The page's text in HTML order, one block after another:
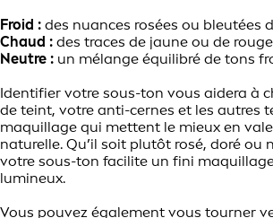
Froid : des nuances rosées ou bleutées
Chaud : des traces de jaune ou de
Neutre : un mélange équilibré de tons
Identifier votre sous-ton vous aidera à
de teint, votre anti-cernes et les autres
maquillage qui mettent le mieux en
naturelle. Qu’il soit plutôt rosé, doré ou
votre sous-ton facilite un fini
lumineux.
Vous pouvez également vous tourner